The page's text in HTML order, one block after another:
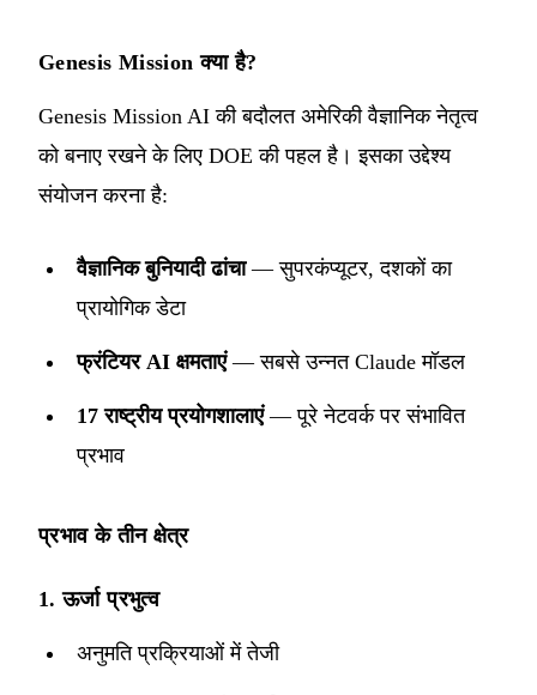
Genesis Mission क्या है?
Genesis Mission AI की बदौलत अमेरिकी वैज्ञानिक नेतृत्व
को बनाए रखने के लिए DOE की पहल है। इसका उद्देश्य
संयोजन करना है:
वैज्ञानिक बुनियादी ढांचा— सुपरकंप्यूटर, दशकों का
प्रायोगिक डेटा
फ्रंटियर AI क्षमताएं— सबसे उन्नत Claude मॉडल
17 राष्ट्रीय प्रयोगशालाएं— पूरे नेटवर्क पर संभावित
प्रभाव
प्रभाव के तीन क्षेत्र
1. ऊर्जा प्रभुत्व
अनुमति प्रक्रियाओं में तेजी